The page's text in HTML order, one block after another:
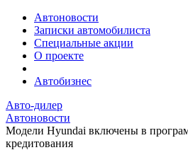
Автоновости
Записки автомобилиста
Специальные акции
О проекте
Автобизнес
Авто-дилер
Автоновости
Модели Hyundai включены в
кредитования